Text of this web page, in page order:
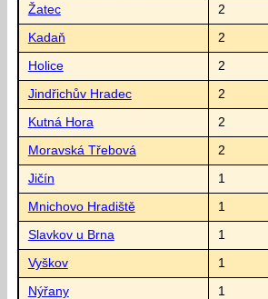
Žatec 2
Kadaň 2
Holice 2
Jindřichův Hradec 2
Kutná Hora 2
Moravská Třebová 2
Jičín 1
Mnichovo Hradiště 1
Slavkov u Brna 1
Vyškov 1
Nýřany 1